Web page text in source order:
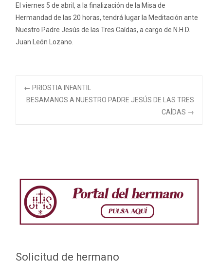
El viernes 5 de abril, a la finalización de la Misa de
Hermandad de las 20 horas, tendrá lugar la Meditación ante
Nuestro Padre Jesús de las Tres Caídas, a cargo de N.H.D.
Juan León Lozano.
Navegación
de
← PRIOSTIA INFANTIL
BESAMANOS A NUESTRO PADRE JESÚS DE LAS TRES
CAÍDAS →
Solicitud de hermano